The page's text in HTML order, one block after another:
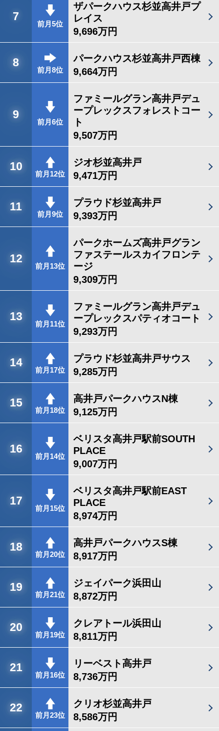
7
前月5位
ザパークハウス杉並高井戸プ
レイス
9,696万円
8
前月8位
パークハウス杉並高井戸西棟
9,664万円
9
前月6位
ファミールグラン高井戸デュ
ープレックスフォレストコー
ト
9,507万円
10
前月12位
ジオ杉並高井戸
9,471万円
11
前月9位
プラウド杉並高井戸
9,393万円
12
前月13位
パークホームズ高井戸グラン
ファステールスカイフロンテ
ージ
9,309万円
13
前月11位
ファミールグラン高井戸デュ
ープレックスパティオコート
9,293万円
14
前月17位
プラウド杉並高井戸サウス
9,285万円
15
前月18位
高井戸パークハウスN棟
9,125万円
16
前月14位
ベリスタ高井戸駅前SOUTH
PLACE
9,007万円
17
前月15位
ベリスタ高井戸駅前EAST
PLACE
8,974万円
18
前月20位
高井戸パークハウスS棟
8,917万円
19
前月21位
ジェイパーク浜田山
8,872万円
20
前月19位
クレアトール浜田山
8,811万円
21
前月16位
リーベスト高井戸
8,736万円
22
前月23位
クリオ杉並高井戸
8,586万円